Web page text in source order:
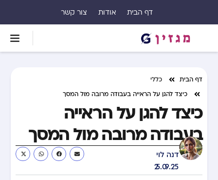
דף הבית אודות צור קשר
דף הבית
כללי
כיצד להגן על הראייה בעבודה מרובה מול המסך
כיצד להגן על הראייה
בעבודה מרובה מול המסך
דנה לוי
25.09.25